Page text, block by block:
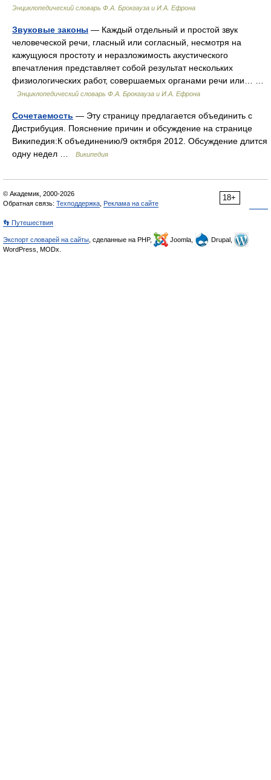
Энциклопедический словарь Ф.А. Брокгауза и И.А. Ефрона
Звуковые законы — Каждый отдельный и простой звук
человеческой речи, гласный или согласный, несмотря на
кажущуюся простоту и неразложимость акустического
впечатления представляет собой результат нескольких
физиологических работ, совершаемых органами речи или… …
Энциклопедический словарь Ф.А. Брокгауза и И.А. Ефрона
Сочетаемость — Эту страницу предлагается объединить с
Дистрибуция. Пояснение причин и обсуждение на странице
Википедия:К объединению/9 октября 2012. Обсуждение длится
одну недел …
Википедия
18+
© Академик, 2000-2026
Обратная связь: Техподдержка Реклама на сайте
👣 Путешествия
Экспорт словарей на сайты , сделанные на PHP, Joomla,
Drupal,
WordPress, MODx.